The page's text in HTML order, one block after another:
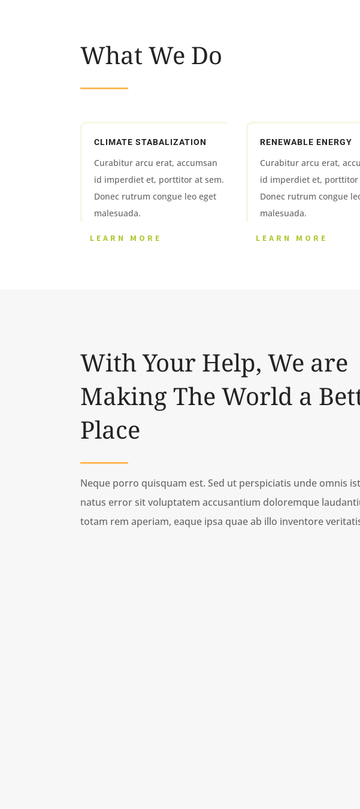
What We Do
CLIMATE STABALIZATION
Curabitur arcu erat, accumsan
id imperdiet et, porttitor at sem.
Donec rutrum congue leo eget
malesuada.
LEARN MORE
RENEWABLE ENERGY
Curabitur arcu erat,
id imperdiet et, porttitor
Donec rutrum congue
malesuada.
LEARN MORE
With Your Help, We are
Making The World a
Place
Neque porro quisquam est. Sed ut perspiciatis unde omnis
natus error sit voluptatem accusantium doloremque
totam rem aperiam, eaque ipsa quae ab illo inventore